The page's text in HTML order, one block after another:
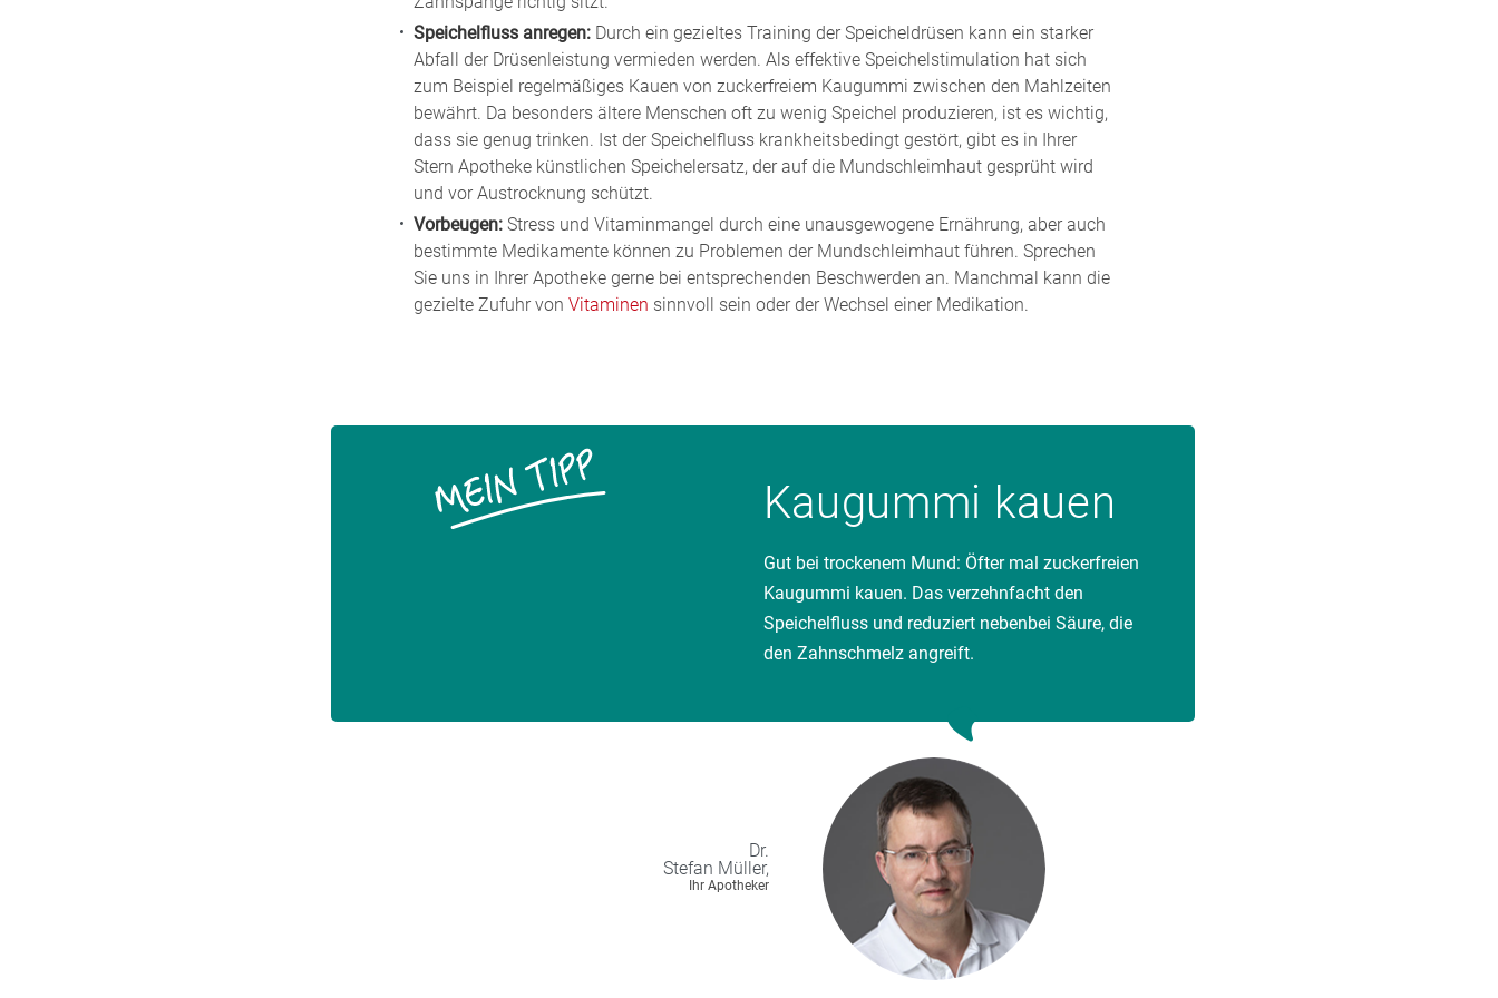
Speichelfluss anregen: Durch ein gezieltes Training der Speicheldrüsen kann ein starker
Abfall der Drüsenleistung vermieden werden. Als effektive Speichelstimulation hat sich
zum Beispiel regelmäßiges Kauen von zuckerfreiem Kaugummi zwischen den Mahlzeiten
bewährt. Da besonders ältere Menschen oft zu wenig Speichel produzieren, ist es wichtig,
dass sie genug trinken. Ist der Speichelfluss krankheitsbedingt gestört, gibt es in Ihrer
Stern Apotheke künstlichen Speichelersatz, der auf die Mundschleimhaut gesprüht wird
und vor Austrocknung schützt.
Vorbeugen: Stress und Vitaminmangel durch eine unausgewogene Ernährung, aber auch
bestimmte Medikamente können zu Problemen der Mundschleimhaut führen. Sprechen
Sie uns in Ihrer Apotheke gerne bei entsprechenden Beschwerden an. Manchmal kann die
gezielte Zufuhr von Vitaminen sinnvoll sein oder der Wechsel einer Medikation.
Kaugummi kauen
Gut bei trockenem Mund: Öfter mal zuckerfreien
Kaugummi kauen. Das verzehnfacht den
Speichelfluss und reduziert nebenbei Säure, die
den Zahnschmelz angreift.
Dr.
Stefan Müller,
Ihr Apotheker